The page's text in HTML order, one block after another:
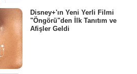
Disney+'ın Yeni Yerli Filmi
"Öngörü"den İlk Tanıtım ve
Afişler Geldi